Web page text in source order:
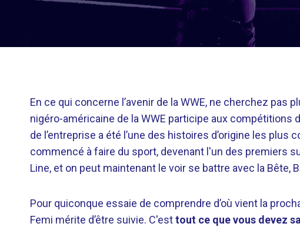
En ce qui concerne l’avenir de la WWE, ne cherchez pas
nigéro-américaine de la WWE participe aux compétitions
de l’entreprise a été l’une des histoires d’origine les
commencé à faire du sport, devenant l'un des premiers
Line, et on peut maintenant le voir se battre avec la Bête,
Pour quiconque essaie de comprendre d’où vient la
Femi mérite d’être suivie. C'esttout ce que vous devez